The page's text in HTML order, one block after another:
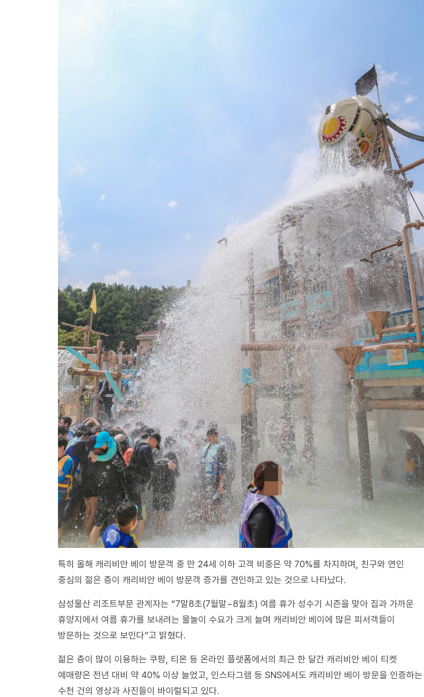
특히 올해 캐리비안 베이 방문객 중 만 24세 이하 고객 비중은 약 70%를 차지하며, 친구와 연인
중심의 젊은 층이 캐리비안 베이 방문객 증가를 견인하고 있는 것으로 나타났다.
삼성물산 리조트부문 관계자는 “7말8초(7월말~8월초) 여름 휴가 성수기 시즌을 맞아 집과 가까운
휴양지에서 여름 휴가를 보내려는 물놀이 수요가 크게 늘며 캐리비안 베이에 많은 피서객들이
방문하는 것으로 보인다”고 밝혔다.
젊은 층이 많이 이용하는 쿠팡, 티몬 등 온라인 플랫폼에서의 최근 한 달간 캐리비안 베이 티켓
예매량은 전년 대비 약 40% 이상 늘었고, 인스타그램 등 SNS에서도 캐리비안 베이 방문을 인증하는
수천 건의 영상과 사진들이 바이럴되고 있다.